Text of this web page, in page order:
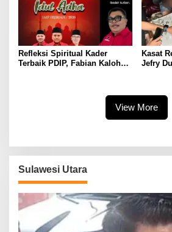
Refleksi Spiritual Kader
Terbaik PDIP, Fabian Kaloh
Kasat
Jefry
View More
Sulawesi Utara